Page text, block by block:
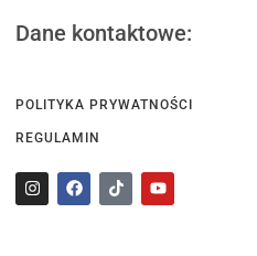
Dane kontaktowe:
POLITYKA PRYWATNOŚCI
REGULAMIN